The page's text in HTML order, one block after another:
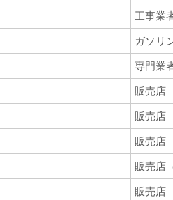
工事業
ガソリ
専門業
販売店
販売店
販売店
販売店
販売店